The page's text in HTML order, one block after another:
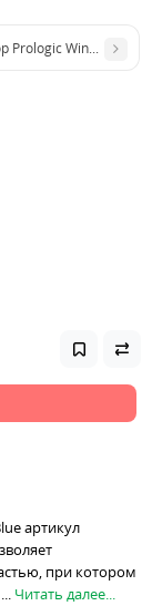
Indicator Green
Prologic Wind Blade
артикул
при котором
Читать далее...